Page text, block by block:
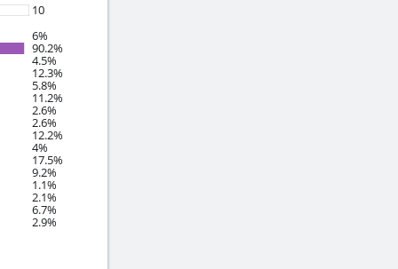
10
6%
90.2%
4.5%
12.3%
5.8%
11.2%
2.6%
2.6%
12.2%
4%
17.5%
9.2%
1.1%
2.1%
6.7%
2.9%